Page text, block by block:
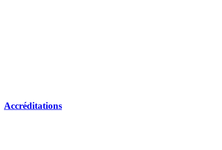
Accréditations